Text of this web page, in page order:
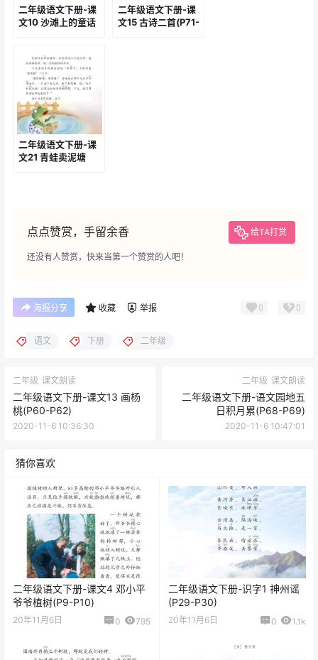
二年级语文下册-课
文10 沙滩上的童话
二年级语文下册-课
文15 古诗二首(P71-
二年级语文下册-课
文21 青蛙卖泥塘
点点赞赏，手留余香 给TA打赏
还没有人赞赏，快来当第一个赞赏的人吧！
海报分享 收藏 举报 0 0
语文 下册 二年级
二年级 课文朗读
二年级语文下册-课文13 画杨
桃(P60-P62)
2020-11-6 10:36:30
二年级 课文朗读
二年级语文下册-语文园地五
日积月累(P68-P69)
2020-11-6 10:47:01
猜你喜欢
二年级语文下册-课文4 邓小平
爷爷植树(P9-P10)
20年11月6日 0 795
二年级语文下册-识字1 神州谣
(P29-P30)
20年11月6日 0 1.1k